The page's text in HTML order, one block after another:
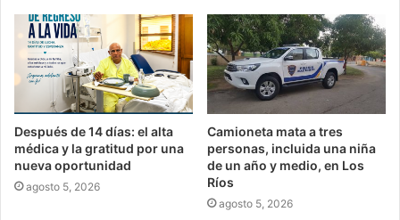
Después de 14 días: el alta
médica y la gratitud por una
nueva oportunidad
agosto 5, 2026
Camioneta mata a tres
personas, incluida una niña
de un año y medio, en Los
Ríos
agosto 5, 2026